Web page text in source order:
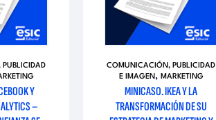
Y
–
COMUNICACIÓN, PUBLICIDAD
E IMAGEN, MARKETING
MINICASO. IKEA Y LA
TRANSFORMACIÓN DE SU